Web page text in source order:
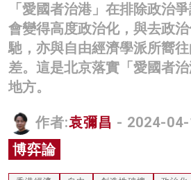
商業
科技
影片
灼見活動
「愛國者治港」在排除政治
會變得高度政治化，與去政
馳，亦與自由經濟學派所嚮
差。這是北京落實「愛國者
地方。
作者:袁彌昌 - 2024-
博弈論